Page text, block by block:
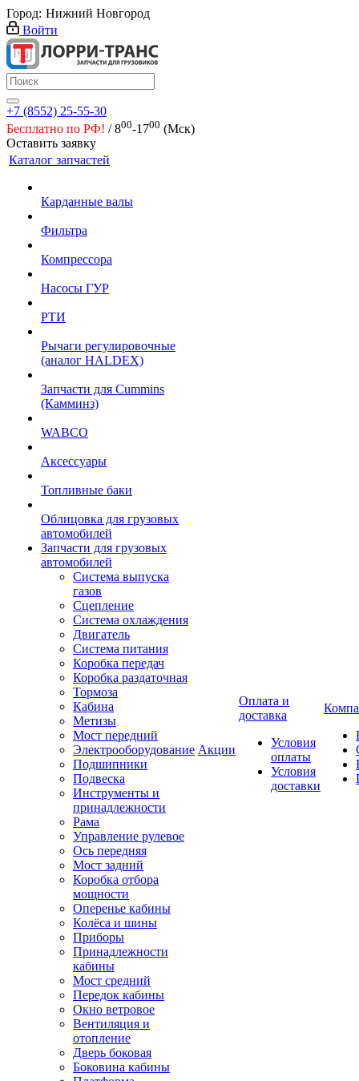
Город: Нижний Новгород
Войти
+7 (8552) 25-55-30
Бесплатно по РФ! / 800-1700 (Мск)
Оставить заявку
Каталог запчастей
Карданные валы
Фильтра
Компрессора
Насосы ГУР
РТИ
Рычаги регулировочные
(аналог HALDEX)
Запчасти для Cummins
(Камминз)
WABCO
Аксессуары
Топливные баки
Облицовка для грузовых
автомобилей
Запчасти для грузовых
автомобилей
Система выпуска
газов
Сцепление
Система охлаждения
Двигатель
Система питания
Коробка передач
Коробка раздаточная
Тормоза
Кабина
Метизы
Мост передний
Электрооборудование
Подшипники
Подвеска
Инструменты и
принадлежности
Рама
Управление рулевое
Ось передняя
Мост задний
Коробка отбора
мощности
Оперенье кабины
Колёса и шины
Приборы
Принадлежности
кабины
Мост средний
Передок кабины
Окно ветровое
Вентиляция и
отопление
Дверь боковая
Боковина кабины
Акции
Оплата и
доставка
Условия
оплаты
Условия
доставки